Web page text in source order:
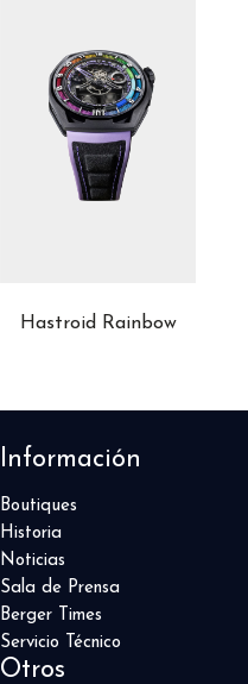
Hastroid Rainbow
Información
Boutiques
Historia
Noticias
Sala de Prensa
Berger Times
Servicio Técnico
Otros